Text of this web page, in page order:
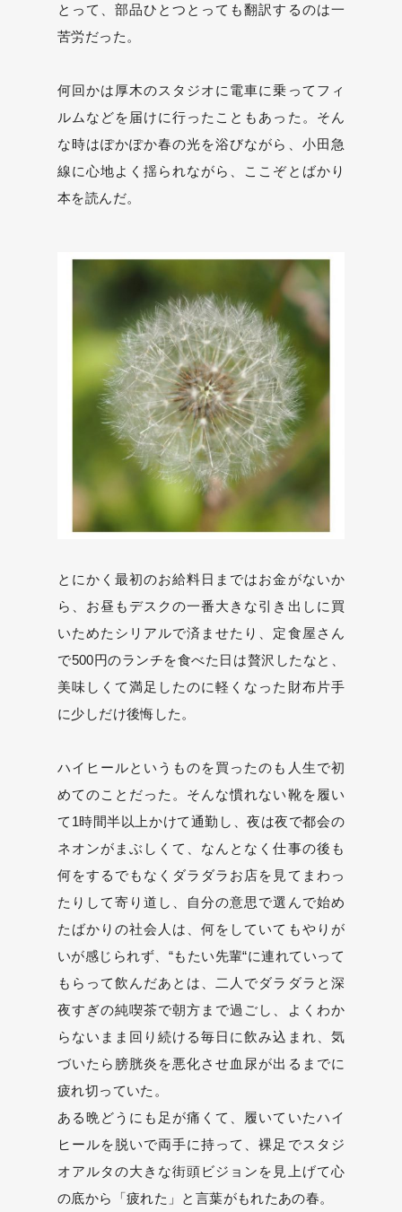
とって、部品ひとつとっても翻訳するのは一
苦労だった。
何回かは厚木のスタジオに電車に乗ってフィ
ルムなどを届けに行ったこともあった。そん
な時はぽかぽか春の光を浴びながら、小田急
線に心地よく揺られながら、ここぞとばかり
本を読んだ。
とにかく最初のお給料日まではお金がないか
ら、お昼もデスクの一番大きな引き出しに買
いためたシリアルで済ませたり、定食屋さん
で500円のランチを食べた日は贅沢したなと、
美味しくて満足したのに軽くなった財布片手
に少しだけ後悔した。
ハイヒールというものを買ったのも人生で初
めてのことだった。そんな慣れない靴を履い
て1時間半以上かけて通勤し、夜は夜で都会の
ネオンがまぶしくて、なんとなく仕事の後も
何をするでもなくダラダラお店を見てまわっ
たりして寄り道し、自分の意思で選んで始め
たばかりの社会人は、何をしていてもやりが
いが感じられず、“もたい先輩“に連れていって
もらって飲んだあとは、二人でダラダラと深
夜すぎの純喫茶で朝方まで過ごし、よくわか
らないまま回り続ける毎日に飲み込まれ、気
づいたら膀胱炎を悪化させ血尿が出るまでに
疲れ切っていた。
ある晩どうにも足が痛くて、履いていたハイ
ヒールを脱いで両手に持って、裸足でスタジ
オアルタの大きな街頭ビジョンを見上げて心
の底から「疲れた」と言葉がもれたあの春。